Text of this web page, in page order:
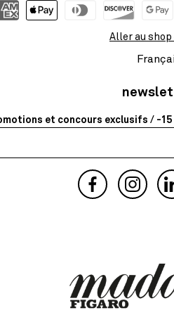
Aller au shop
et concours exclusifs / -15
Facebook